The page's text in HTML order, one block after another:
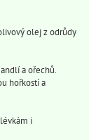
olej z odrůdy
a ořechů.
hořkostí a
i